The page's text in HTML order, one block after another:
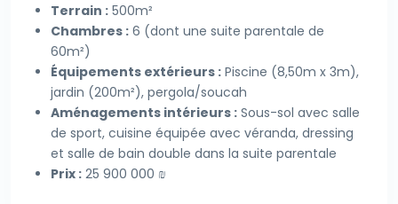
Terrain : 500m²
Chambres : 6 (dont une suite parentale de
60m²)
Équipements extérieurs : Piscine (8,50m x 3m),
jardin (200m²), pergola/soucah
Aménagements intérieurs : Sous-sol avec salle
de sport, cuisine équipée avec véranda, dressing
et salle de bain double dans la suite parentale
Prix : 25 900 000 ₪